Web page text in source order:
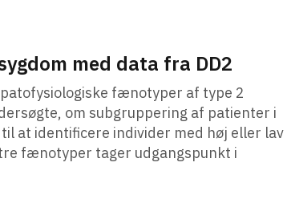
med data fra DD2
fænotyper af type 2
om subgruppering af patienter i
at identificere individer med høj eller lav
fænotyper tager udgangspunkt i